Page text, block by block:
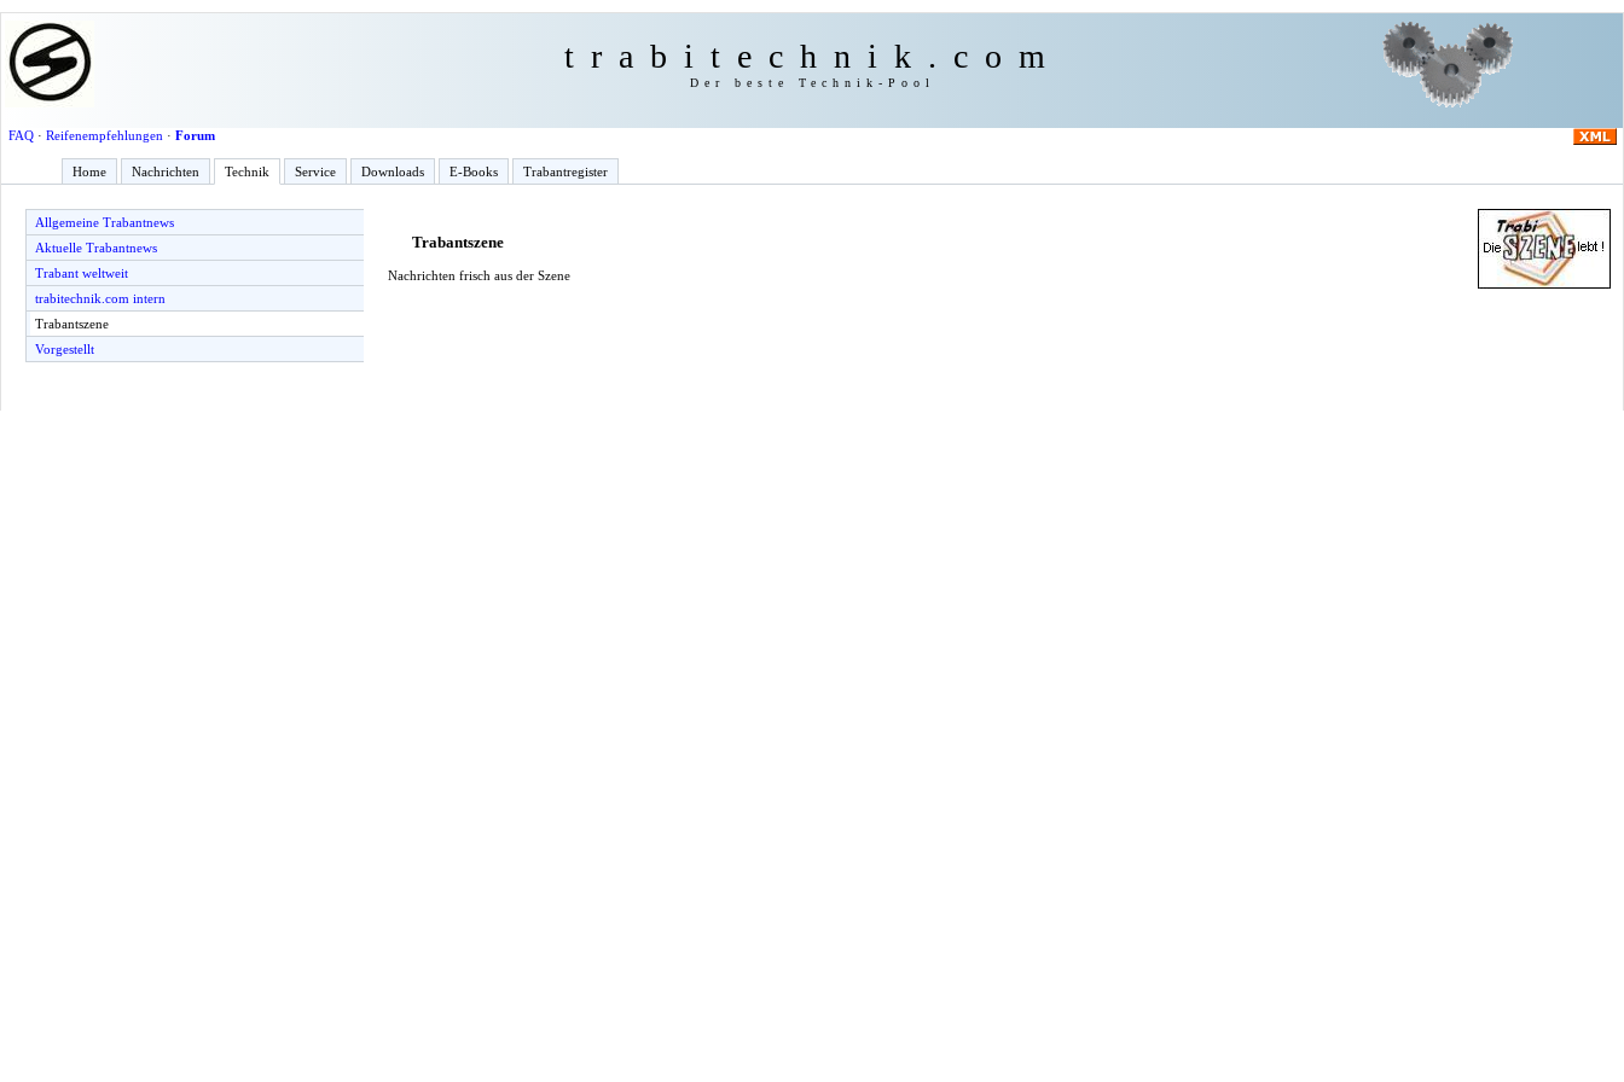
trabitechnik.com
Der beste Technik-Pool
FAQ· Reifenempfehlungen · Forum
Home Nachrichten Technik Service Downloads E-Books Trabantregister
Allgemeine Trabantnews
Aktuelle Trabantnews
Trabant weltweit
trabitechnik.com intern
Trabantszene
Vorgestellt
Trabantszene
Nachrichten frisch aus der Szene